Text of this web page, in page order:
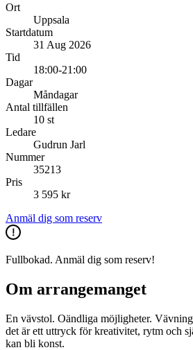
Ort
Uppsala
Startdatum
31 Aug 2026
Tid
18:00-21:00
Dagar
Måndagar
Antal tillfällen
10 st
Ledare
Gudrun Jarl
Nummer
35213
Pris
3 595 kr
Anmäl dig som reserv
Fullbokad. Anmäl dig som reserv!
Om arrangemanget
En vävstol. Oändliga möjligheter.
det är ett uttryck för kreativitet, rytm och
kan bli konst.